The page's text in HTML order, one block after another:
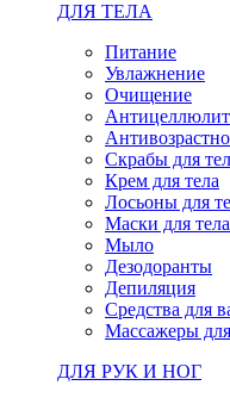
ДЛЯ ТЕЛА
Питание
Увлажнение
Очищение
Скрабы для
Крем для тела
Лосьоны для
Маски для тела
Мыло
Дезодоранты
Депиляция
Средства для
Массажеры для
ДЛЯ РУК И НОГ